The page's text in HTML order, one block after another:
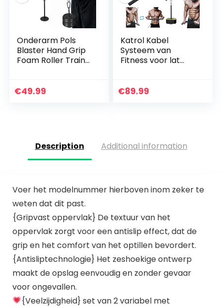
Onderarm Pols
Blaster Hand Grip
Foam Roller Trainer
Thuis Fitness
€49.99
Katrol Kabel
Systeem van
Fitness voor lat
Handvatten en
€89.99
Description Additional information
Voer het modelnummer hierboven inom zeker te
weten dat dit past.
{Gripvast oppervlak} De textuur van het
oppervlak zorgt voor een antislip effect, dat de
grip en het comfort van het optillen bevordert.
{Antisliptechnologie} Het zeshoekige ontwerp
maakt de opslag eenvoudig en zonder gevaar
voor ongevallen.
{Veelzijdigheid} set van 2 variabel met